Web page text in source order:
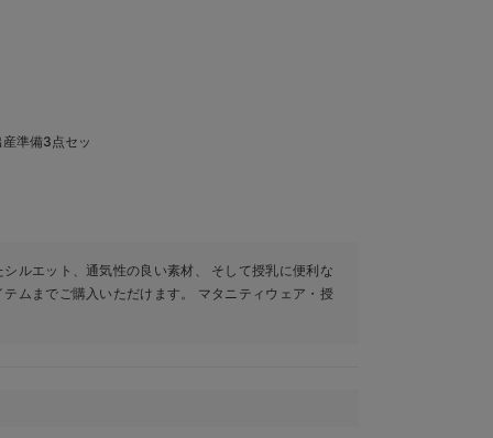
準備3点セッ
ルエット、通気性の良い素材、 そして授乳に便利な
ムまでご購入いただけます。 マタニティウェア・授